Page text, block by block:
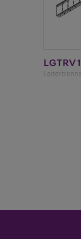
LGTRV